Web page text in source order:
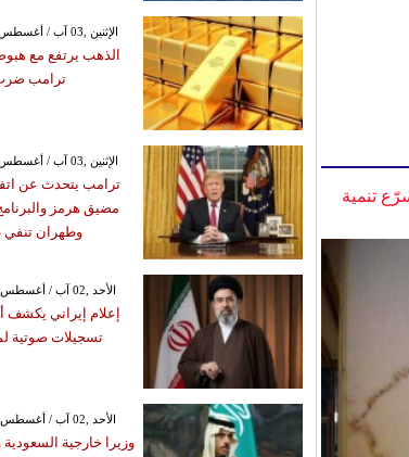
تنمية
GMT 08:36 2026 الإثنين ,03 آب / أغسطس
الذهب يرتفع مع
ترامب
GMT 02:03 2026 الإثنين ,03 آب / أغسطس
ترامب يتحدث عن
مضيق هرمز
وطهران
GMT 11:08 2026 الأحد ,02 آب / أغسطس
إعلام إيراني
تسجيلات صوتية
GMT 20:19 2026 الأحد ,02 آب / أغسطس
وزيرا خارجية